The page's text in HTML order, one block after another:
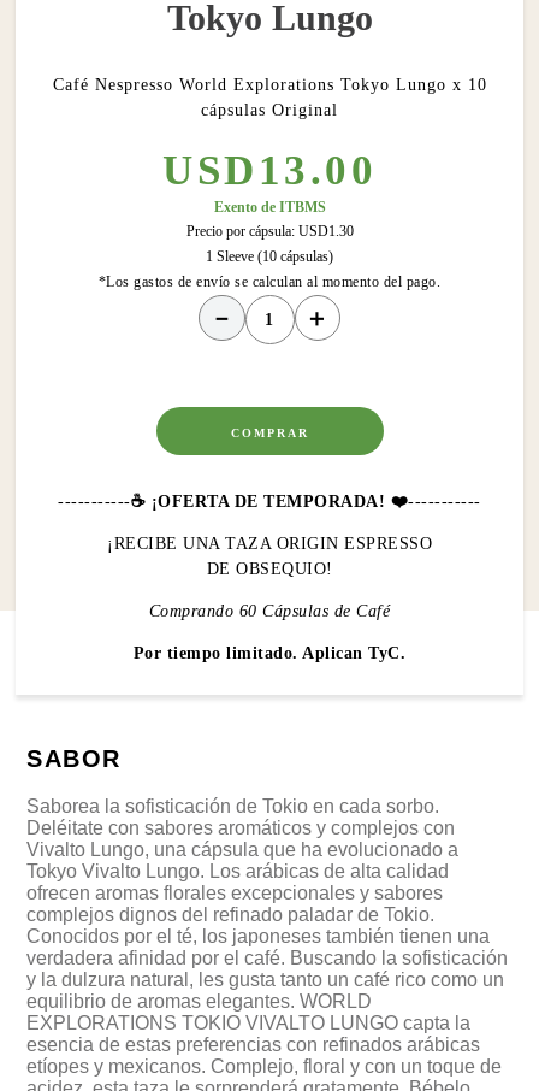
Tokyo Lungo
Café Nespresso World Explorations Tokyo Lungo x 10
cápsulas Original
USD13.00
Exento de ITBMS
1 Sleeve (10 cápsulas)
Precio por cápsula: USD1.30
*Los gastos de envío se calculan al momento del pago.
＋
－
COMPRAR
-----------☕️ ¡OFERTA DE TEMPORADA! ❤️-----------
¡RECIBE UNA TAZA ORIGIN ESPRESSO
DE OBSEQUIO!
Comprando 60 Cápsulas de Café
Por tiempo limitado. Aplican TyC.
SABOR
Saborea la sofisticación de Tokio en cada sorbo.
Deléitate con sabores aromáticos y complejos con
Vivalto Lungo, una cápsula que ha evolucionado a
Tokyo Vivalto Lungo. Los arábicas de alta calidad
ofrecen aromas florales excepcionales y sabores
complejos dignos del refinado paladar de Tokio.
Conocidos por el té, los japoneses también tienen una
verdadera afinidad por el café. Buscando la sofisticación
y la dulzura natural, les gusta tanto un café rico como un
equilibrio de aromas elegantes. WORLD
EXPLORATIONS TOKIO VIVALTO LUNGO capta la
esencia de estas preferencias con refinados arábicas
etíopes y mexicanos. Complejo, floral y con un toque de